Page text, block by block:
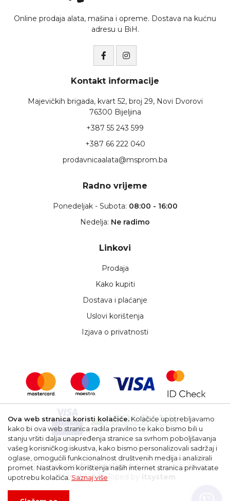
Online prodaja alata, mašina i opreme. Dostava na kućnu
adresu u BiH.
Kontakt informacije
Majevičkih brigada, kvart 52, broj 29, Novi Dvorovi
76300 Bijeljina
+387 55 243 599
+387 66 222 040
prodavnicaalata@msprom.ba
Radno vrijeme
Ponedeljak - Subota: 08:00 - 16:00
Nedelja: Ne radimo
Linkovi
Prodaja
Kako kupiti
Dostava i plaćanje
Uslovi korištenja
Izjava o privatnosti
© 2026mail.prodavnicaalata.ba. Sva prava zadržana.
Hosted & developed by
Ova web stranica koristi kolačiće. Kolačiće upotrebljavamo
kako bi ova web stranica radila pravilno te kako bismo bili u
stanju vršiti dalja unapređenja stranice sa svrhom poboljšavanja
vašeg korisničkog iskustva, kako bismo personalizovali sadržaj i
oglase, omogućili funkcionalnost društvenih medija i analizirali
promet. Nastavkom korištenja naših internet stranica prihvatate
upotrebu kolačića. Saznaj više